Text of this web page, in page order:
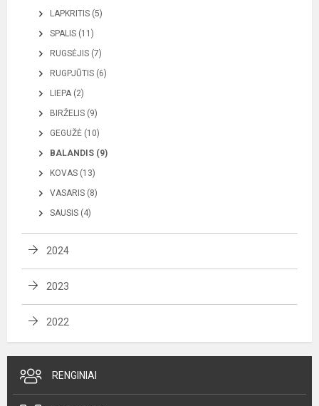
LAPKRITIS (5)
SPALIS (11)
RUGSĖJIS (7)
RUGPJŪTIS (6)
LIEPA (2)
BIRŽELIS (9)
GEGUŽĖ (10)
BALANDIS (9)
KOVAS (13)
VASARIS (8)
SAUSIS (4)
2024
2023
2022
RENGINIAI